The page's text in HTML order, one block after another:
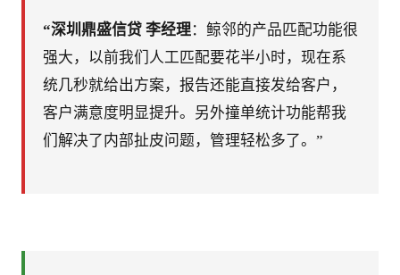
“深圳鼎盛信贷 李经理：鲸邻的产品匹配功能很
强大，以前我们人工匹配要花半小时，现在系
统几秒就给出方案，报告还能直接发给客户，
客户满意度明显提升。另外撞单统计功能帮我
们解决了内部扯皮问题，管理轻松多了。”